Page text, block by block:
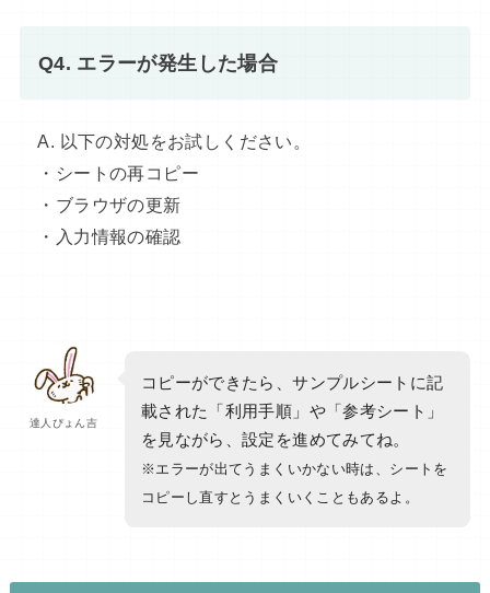
Q4. エラーが発生した場合
A. 以下の対処をお試しください。
・シートの再コピー
・ブラウザの更新
・入力情報の確認
達人ぴょん吉
コピーができたら、サンプルシートに記
載された「利用手順」や「参考シート」
を見ながら、設定を進めてみてね。
※エラーが出てうまくいかない時は、シートを
コピーし直すとうまくいくこともあるよ。